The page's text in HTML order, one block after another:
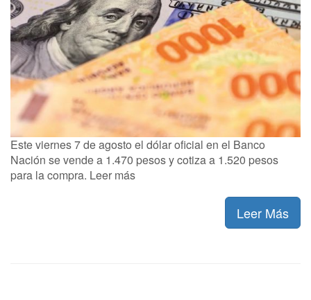
Este viernes 7 de agosto el dólar oficial en el Banco
Nación se vende a 1.470 pesos y cotiza a 1.520 pesos
para la compra. Leer más
Leer Más